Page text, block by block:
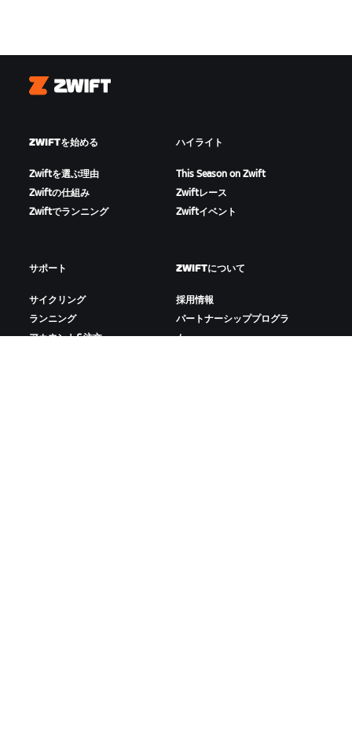
Zwift
ZWIFTを始める
Zwiftを選ぶ理由
Zwiftの仕組み
Zwiftでランニング
ハイライト
This Season on Zwift
Zwiftレース
Zwiftイベント
サポート
サイクリング
ランニング
アカウント&注文
ZWIFTについて
採用情報
パートナーシッププログラ
ム